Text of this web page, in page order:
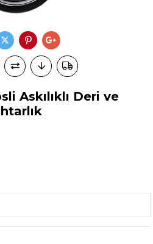
Askılıklı Deri ve